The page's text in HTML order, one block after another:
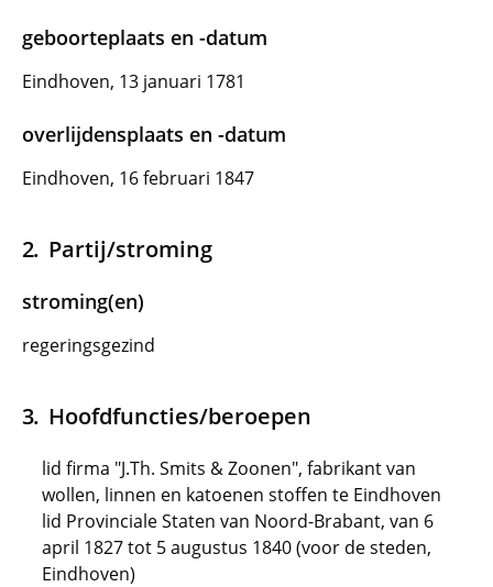
geboorteplaats en -datum
Eindhoven, 13 januari 1781
overlijdensplaats en -datum
Eindhoven, 16 februari 1847
Partij/stroming
stroming(en)
regeringsgezind
Hoofdfuncties/beroepen
lid firma "J.Th. Smits & Zoonen", fabrikant van
wollen, linnen en katoenen stoffen te Eindhoven
lid Provinciale Staten van Noord-Brabant, van 6
april 1827 tot 5 augustus 1840 (voor de steden,
Eindhoven)